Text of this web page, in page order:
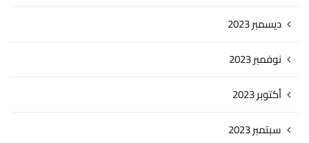
ديسمبر 2023
نوفمبر 2023
أكتوبر 2023
سبتمبر 2023